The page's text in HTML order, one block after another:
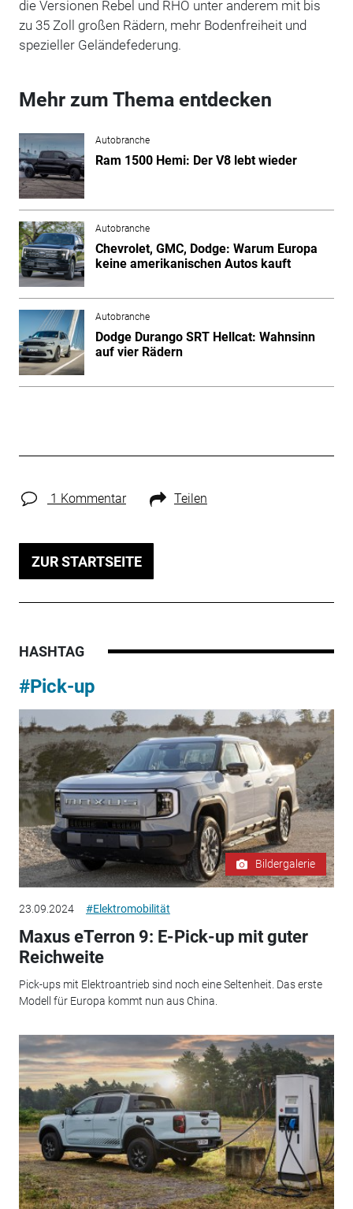
die Versionen Rebel und RHO unter anderem mit bis
zu 35 Zoll großen Rädern, mehr Bodenfreiheit und
spezieller Geländefederung.
Mehr zum Thema entdecken
Autobranche
Ram 1500 Hemi: Der V8 lebt wieder
Autobranche
Chevrolet, GMC, Dodge: Warum Europa
keine amerikanischen Autos kauft
Autobranche
Dodge Durango SRT Hellcat: Wahnsinn
auf vier Rädern
1 Kommentar Teilen
ZUR STARTSEITE
HASHTAG
#Pick-up
Bildergalerie
23.09.2024 #Elektromobilität
Maxus eTerron 9: E-Pick-up mit guter
Reichweite
Pick-ups mit Elektroantrieb sind noch eine Seltenheit. Das erste
Modell für Europa kommt nun aus China.